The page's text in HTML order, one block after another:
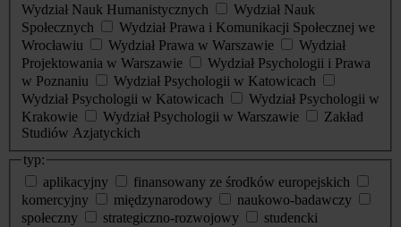
Wydział Nauk Humanistycznych
Wydział Nauk
Społecznych
Wydział Prawa i Komunikacji Społecznej we
Wrocławiu
Wydział Prawa w Warszawie
Wydział
Projektowania w Warszawie
Wydział Psychologii i Prawa
w Poznaniu
Wydział Psychologii w Katowicach
Wydział Psychologii w Katowicach
Wydział Psychologii w
Krakowie
Wydział Psychologii w Warszawie
Zakład
Studiów Azjatyckich
typ:
aplikacyjny
finansowany ze środków europejskich
komercyjny
międzynarodowy
naukowo-badawczy
społeczny
strategiczno-rozwojowy
studencki